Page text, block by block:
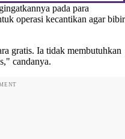
pada para
operasi kecantikan agar bibir
gratis. Ia tidak membutuhkan
candanya.